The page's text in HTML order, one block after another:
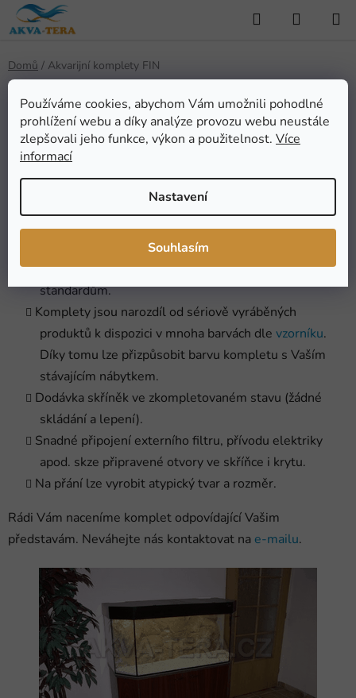
Používáme cookies, abychom Vám umožnili pohodlné
prohlížení webu a díky analýze provozu webu neustále
zlepšovali jeho funkce, výkon a použitelnost. Více
informací
Nastavení
Souhlasím
Přejít
na
Hledat
Domů / Akvarijní komplety FIN
Akvarijní komplety FIN
Velmi kvalitní provedení akvarijních kompletů
nejrůznějších tvarů a velikostí odpovídající evropským
standardům.
Komplety jsou narozdíl od sériově vyráběných
produktů k dispozici v mnoha barvách dle vzorníku.
Díky tomu lze přizpůsobit barvu kompletu s Vaším
stávajícím nábytkem.
Dodávka skříněk ve zkompletovaném stavu (žádné
skládání a lepení).
Snadné připojení externího filtru, přívodu elektriky
apod. skze připravené otvory ve skříňce i krytu.
Na přání lze vyrobit atypický tvar a rozměr.
Rádi Vám naceníme komplet odpovídající Vašim
představám. Neváhejte nás kontaktovat na e-mailu.